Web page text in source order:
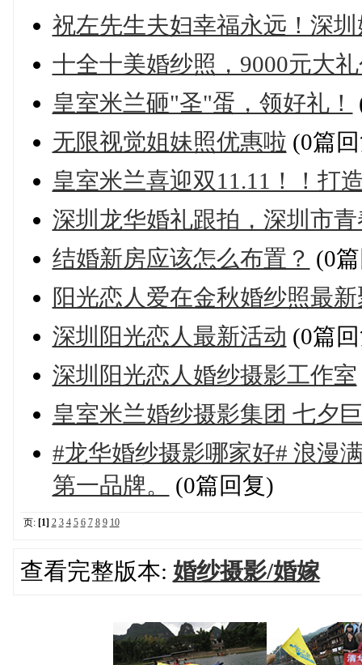
祝左先生夫妇幸福永远！深
十全十美婚纱照，9000元大
皇室米兰砸"圣"蛋，领好礼！
无限视觉姐妹照优惠啦 (0篇
皇室米兰喜迎双11.11！！打
深圳龙华婚礼跟拍，深圳市
结婚新房应该怎么布置？ (0
阳光恋人爱在金秋婚纱照最
深圳阳光恋人最新活动 (0篇
深圳阳光恋人婚纱摄影工作室
皇室米兰婚纱摄影集团 七夕
#龙华婚纱摄影哪家好# 浪漫
第一品牌。
(0篇回复)
页: [1] 2 3 4 5 6 7 8 9 10
查看完整版本: 婚纱摄影/婚嫁